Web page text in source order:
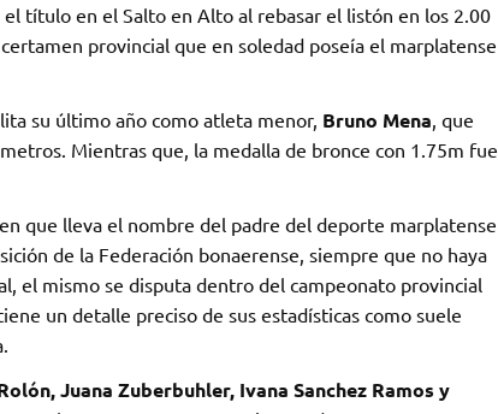
título en el Salto en Alto al rebasar el listón en los 2.00
provincial que en soledad poseía el marplatense
su último año como atleta menor, Bruno Mena , que
Mientras que, la medalla de bronce con 1.75m fue
que lleva el nombre del padre del deporte marplatense
de la Federación bonaerense, siempre que no haya
el mismo se disputa dentro del campeonato provincial
un detalle preciso de sus estadísticas como suele
Juana Zuberbuhler, Ivana Sanchez Ramos y